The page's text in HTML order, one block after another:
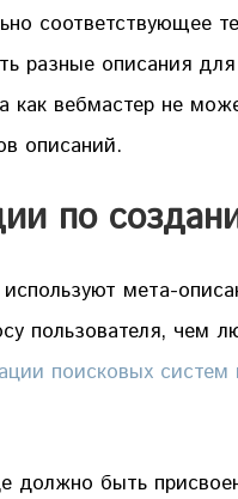
соответствующее
разные описания
как вебмастер не
описаний.
по
мета-
пользователя,
поисковых
должно быть